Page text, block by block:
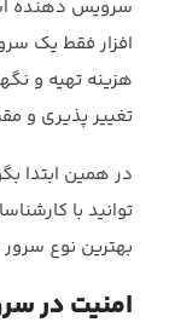
سرویس دهنده
افزار فقط یک
هزینه تهيه و
تغيير پذيري و
در همین ابتدا
توانید با
بهترین نوع سرور
امنيت در